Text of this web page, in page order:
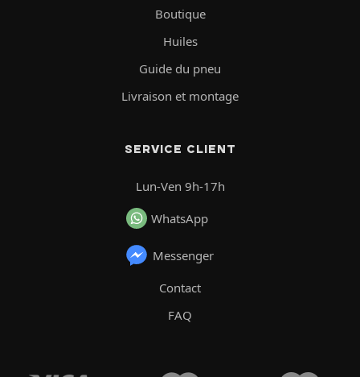
Boutique
Huiles
Guide du pneu
Livraison et montage
SERVICE CLIENT
Lun-Ven 9h-17h
WhatsApp
Messenger
Contact
FAQ